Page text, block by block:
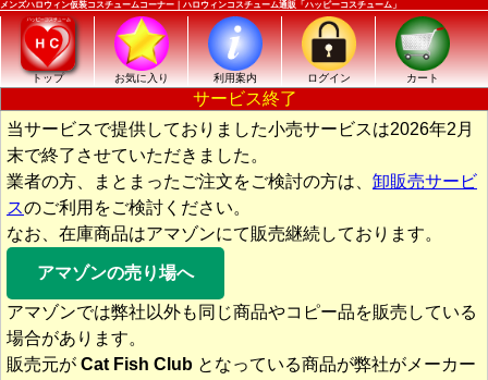
メンズハロウィン仮装コスチュームコーナー｜ハロウィンコスチューム通販「ハッピーコスチューム」
トップ お気に入り 利用案内 ログイン カート
サービス終了
当サービスで提供しておりました小売サービスは2026年2月
末で終了させていただきました。
業者の方、まとまったご注文をご検討の方は、 卸販売サービ
スのご利用をご検討ください。
なお、在庫商品はアマゾンにて販売継続しております。
アマゾンの売り場へ
アマゾンでは弊社以外も同じ商品やコピー品を販売している
場合があります。
販売元が Cat Fish Club となっている商品が弊社がメーカー